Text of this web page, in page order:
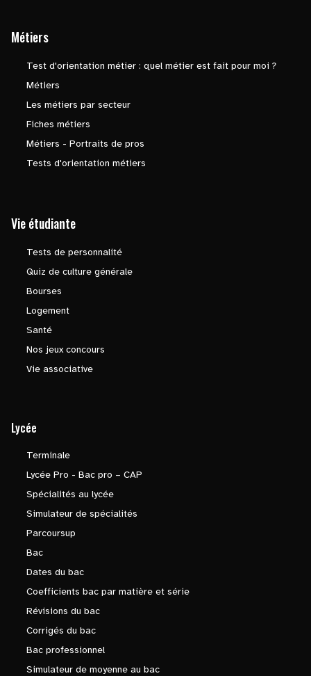
Métiers
Test d'orientation métier : quel métier est fait pour moi ?
Métiers
Les métiers par secteur
Fiches métiers
Métiers - Portraits de pros
Tests d'orientation métiers
Vie étudiante
Tests de personnalité
Quiz de culture générale
Bourses
Logement
Santé
Nos jeux concours
Vie associative
Lycée
Terminale
Lycée Pro - Bac pro – CAP
Spécialités au lycée
Simulateur de spécialités
Parcoursup
Bac
Dates du bac
Coefficients bac par matière et série
Révisions du bac
Corrigés du bac
Bac professionnel
Simulateur de moyenne au bac